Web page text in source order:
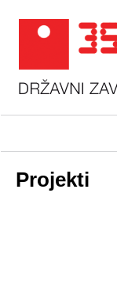
Projekti